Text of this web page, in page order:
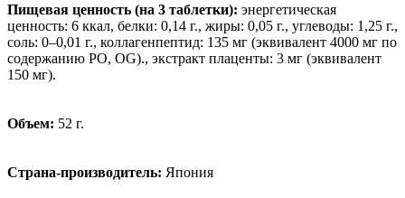
Пищевая ценность (на 3 таблетки): энергетическая
ценность: 6 ккал, белки: 0,14 г., жиры: 0,05 г., углеводы: 1,25 г.,
соль: 0–0,01 г., коллагенпептид: 135 мг (эквивалент 4000 мг по
содержанию PO, OG)., экстракт плаценты: 3 мг (эквивалент
150 мг).
Объем: 52 г.
Страна-производитель: Япония